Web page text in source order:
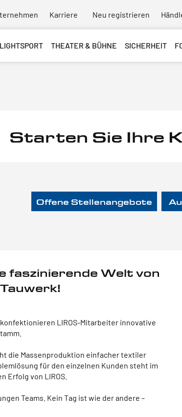
Karriere Neu registrieren
THEATER & BÜHNE SICHERHEIT
Starten Sie Ihre
Offene Stellenangebote
faszinierende Welt von
LIROS-Mitarbeiter innovative
die Massenproduktion einfacher textiler
für den einzelnen Kunden steht im
Erfolg von LIROS.
Teams. Kein Tag ist wie der andere –